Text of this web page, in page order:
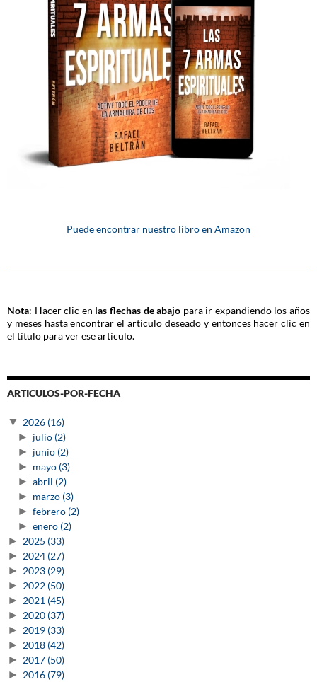
Puede encontrar nuestro libro en Amazon
Nota: Hacer clic en las flechas de abajo para ir expandiendo los años
y meses hasta encontrar el artículo deseado y entonces hacer clic en
el título para ver ese artículo.
ARTICULOS-POR-FECHA
▼ 2026 (16)
► julio (2)
► junio (2)
► mayo (3)
► abril (2)
► marzo (3)
► febrero (2)
► enero (2)
► 2025 (33)
► 2024 (27)
► 2023 (29)
► 2022 (50)
► 2021 (45)
► 2020 (37)
► 2019 (33)
► 2018 (42)
► 2017 (50)
► 2016 (79)